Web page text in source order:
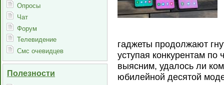
Опросы
Чат
Форум
Телевидение
Смс очевидцев
Полезности
гаджеты продолжают
уступая конкурентам по
выясним, удалось ли
юбилейной десятой